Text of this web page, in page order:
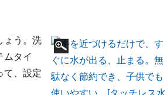
ょう。洗
ムタイ
て、設定